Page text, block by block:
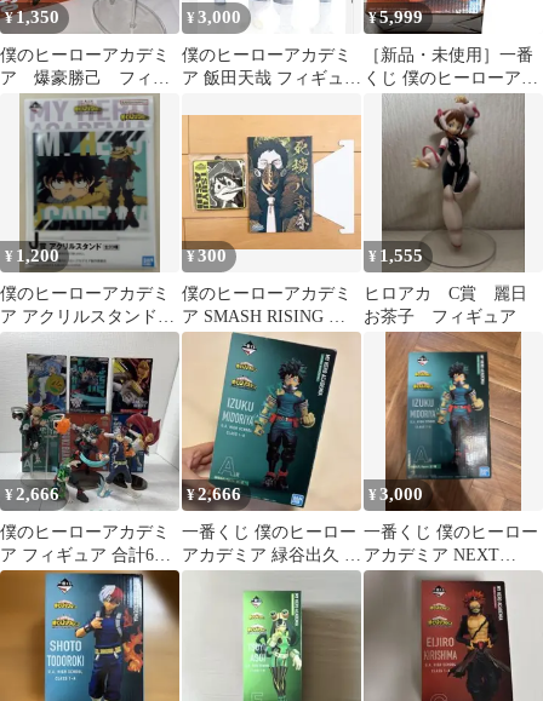
¥1,350
僕のヒーローアカデミ
ア 爆豪勝己 フィギ
ュア 一番くじ
SMASH RISING
¥3,000
僕のヒーローアカデミ
ア 飯田天哉 フィギュア
¥5,999
［新品・未使用］一番
くじ 僕のヒーローアカ
デミア 爆豪勝己 B賞
NEXT
¥ 1,200
僕のヒーローアカデミ
ア アクリルスタンド14
点セット
¥300
僕のヒーローアカデミ
ア SMASH RISING グ
ッズセット
¥ 1,555
ヒロアカ C賞 麗日
お茶子 フィギュア
¥2,666
僕のヒーローアカデミ
ア フィギュア 合計6体
セット
¥2,666
一番くじ 僕のヒーロー
アカデミア 緑谷出久 フ
¥3,000
一番くじ 僕のヒーロー
アカデミア NEXT
GENERATIONS！！ 緑